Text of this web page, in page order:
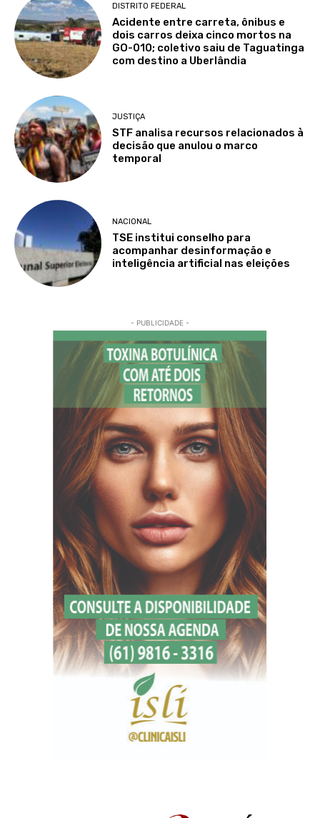
DISTRITO FEDERAL
Acidente entre carreta, ônibus e
dois carros deixa cinco mortos na
GO-010; coletivo saiu de Taguatinga
com destino a Uberlândia
JUSTIÇA
STF analisa recursos relacionados à
decisão que anulou o marco
temporal
NACIONAL
TSE institui conselho para
acompanhar desinformação e
inteligência artificial nas eleições
- PUBLICIDADE -